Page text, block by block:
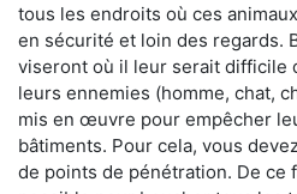
tous les endroits où ces
en sécurité et loin des regards.
viseront où il leur serait difficile
leurs ennemies (homme, chat,
mis en œuvre pour empêcher
bâtiments. Pour cela, vous
de points de pénétration. De ce